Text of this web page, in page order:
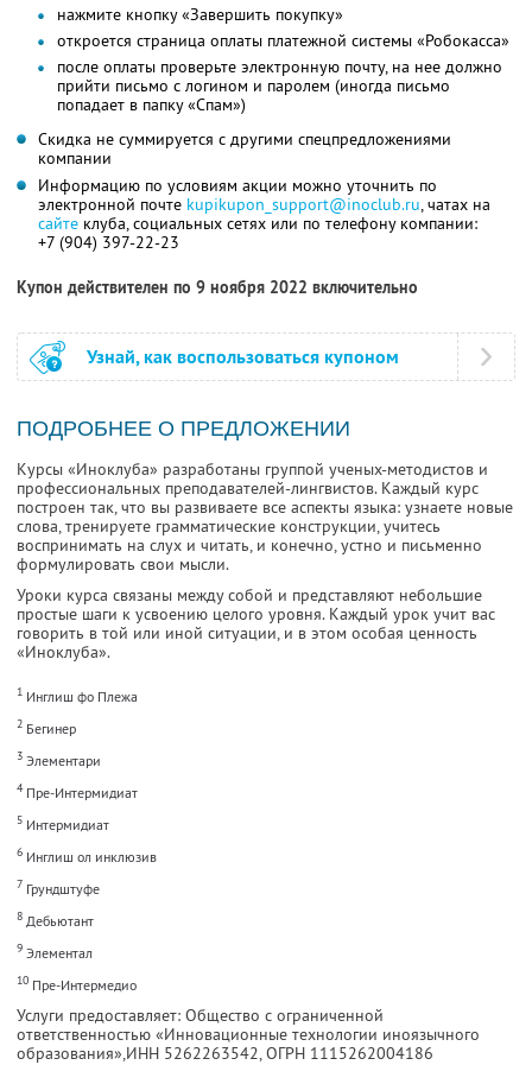
нажмите кнопку «Завершить покупку»
откроется страница оплаты платежной системы «Робокасса»
после оплаты проверьте электронную почту, на нее должно
прийти письмо с логином и паролем (иногда письмо
попадает в папку «Спам»)
Скидка не суммируется с другими спецпредложениями
компании
Информацию по условиям акции можно уточнить по
электронной почте kupikupon_support@inoclub.ru, чатах на
сайте клуба, социальных сетях или по телефону компании:
+7 (904) 397-22-23
Купон действителен по 9 ноября 2022 включительно
Узнай, как воспользоваться купоном
ПОДРОБНЕЕ О ПРЕДЛОЖЕНИИ
Курсы «Иноклуба» разработаны группой ученых-методистов и
профессиональных преподавателей-лингвистов. Каждый курс
построен так, что вы развиваете все аспекты языка: узнаете новые
слова, тренируете грамматические конструкции, учитесь
воспринимать на слух и читать, и конечно, устно и письменно
формулировать свои мысли.
Уроки курса связаны между собой и представляют небольшие
простые шаги к усвоению целого уровня. Каждый урок учит вас
говорить в той или иной ситуации, и в этом особая ценность
«Иноклуба».
1 Инглиш фо Плежа
2 Бегинер
3 Элементари
4Пре-Интермидиат
5 Интермидиат
6 Инглиш ол инклюзив
7 Грундштуфе
8 Дебьютант
9 Элементал
10 Пре-Интермедио
Услуги предоставляет: Общество с ограниченной
ответственностью «Инновационные технологии иноязычного
образования»,ИНН 5262263542, ОГРН 1115262004186